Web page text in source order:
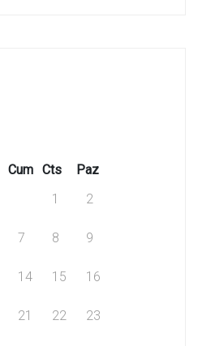
Cum Cts
Paz
1
2
7 8 9
14 15 16
21 22 23